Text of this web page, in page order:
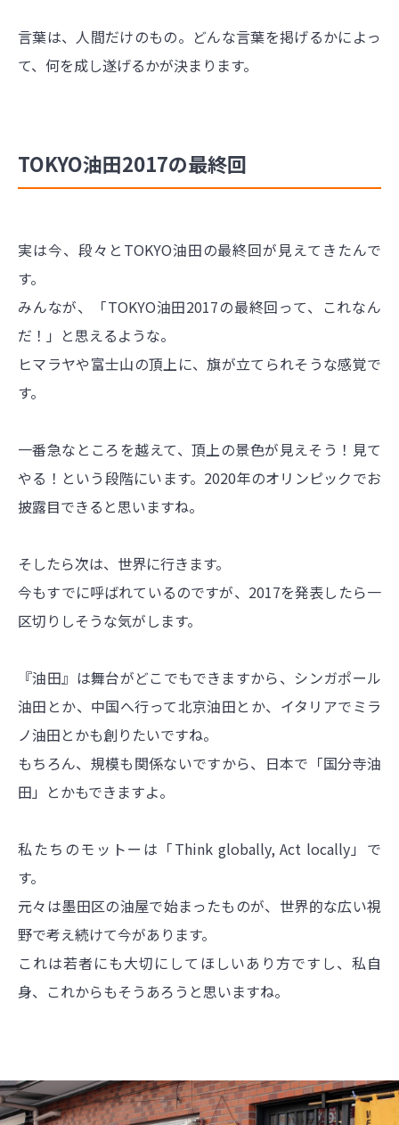
言葉は、人間だけのもの。どんな言葉を掲げるかによっ
て、何を成し遂げるかが決まります。
TOKYO油田2017の最終回
実は今、段々とTOKYO油田の最終回が見えてきたんで
す。
みんなが、「TOKYO油田2017の最終回って、これなん
だ！」と思えるような。
ヒマラヤや富士山の頂上に、旗が立てられそうな感覚で
す。
一番急なところを越えて、頂上の景色が見えそう！見て
やる！という段階にいます。2020年のオリンピックでお
披露目できると思いますね。
そしたら次は、世界に行きます。
今もすでに呼ばれているのですが、2017を発表したら一
区切りしそうな気がします。
『油田』は舞台がどこでもできますから、シンガポール
油田とか、中国へ行って北京油田とか、イタリアでミラ
ノ油田とかも創りたいですね。
もちろん、規模も関係ないですから、日本で「国分寺油
田」とかもできますよ。
私たちのモットーは「Think globally, Act locally」で
す。
元々は墨田区の油屋で始まったものが、世界的な広い視
野で考え続けて今があります。
これは若者にも大切にしてほしいあり方ですし、私自
身、これからもそうあろうと思いますね。